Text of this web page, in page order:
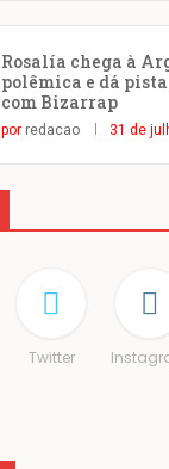
Rosalía chega à
polêmica e dá
com Bizarrap
por redacao 31 de
Twitter